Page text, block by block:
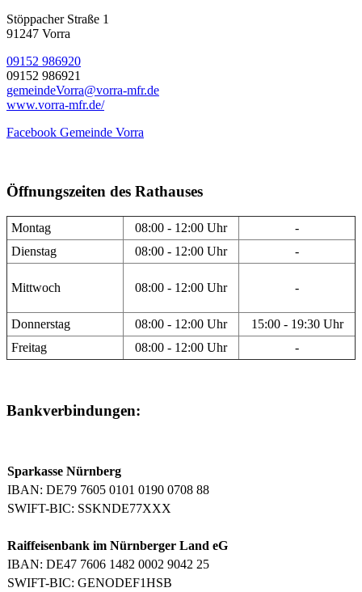
Stöppacher Straße 1
91247 Vorra
09152 986920
09152 986921
gemeindeVorra@vorra-mfr.de
www.vorra-mfr.de/
Facebook Gemeinde Vorra
Öffnungszeiten des Rathauses
Montag 08:00 - 12:00 Uhr
-
Dienstag
08:00 - 12:00 Uhr -
Mittwoch 08:00 - 12:00 Uhr -
Donnerstag 08:00 - 12:00 Uhr
15:00 - 19:30 Uhr
Freitag
08:00 - 12:00 Uhr -
Bankverbindungen:
Sparkasse Nürnberg
IBAN: DE79 7605 0101 0190 0708 88
SWIFT-BIC: SSKNDE77XXX
Raiffeisenbank im Nürnberger Land eG
IBAN: DE47 7606 1482 0002 9042 25
SWIFT-BIC: GENODEF1HSB